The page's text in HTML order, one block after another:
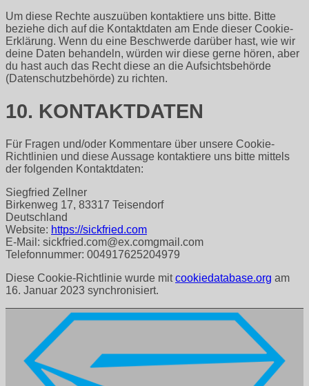
Um diese Rechte auszuüben kontaktiere uns bitte. Bitte
beziehe dich auf die Kontaktdaten am Ende dieser Cookie-
Erklärung. Wenn du eine Beschwerde darüber hast, wie wir
deine Daten behandeln, würden wir diese gerne hören, aber
du hast auch das Recht diese an die Aufsichtsbehörde
(Datenschutzbehörde) zu richten.
10. KONTAKTDATEN
Für Fragen und/oder Kommentare über unsere Cookie-
Richtlinien und diese Aussage kontaktiere uns bitte mittels
der folgenden Kontaktdaten:
Siegfried Zellner
Birkenweg 17, 83317 Teisendorf
Deutschland
Website: https://sickfried.com
E-Mail: sickfried.com@ex.comgmail.com
Telefonnummer: 004917625204979
Diese Cookie-Richtlinie wurde mitcookiedatabase.org am
16. Januar 2023 synchronisiert.